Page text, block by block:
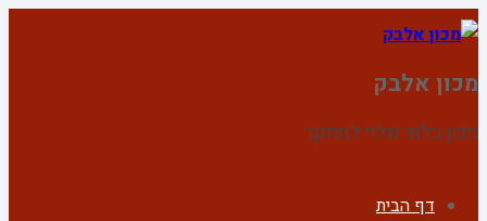
מכון אלבק
מכון בלתי תלוי למחקר
דף הבית